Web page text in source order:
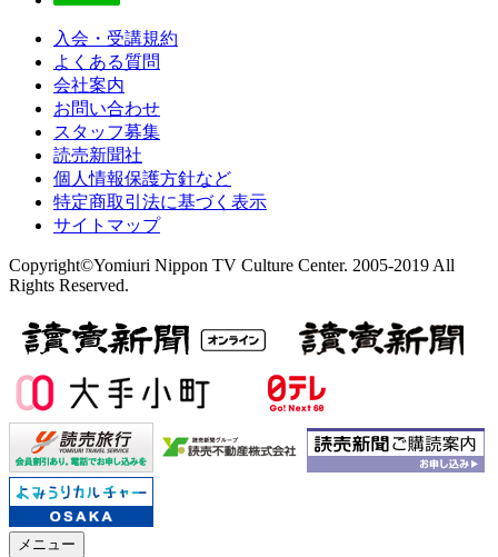
入会・受講規約
よくある質問
会社案内
お問い合わせ
スタッフ募集
読売新聞社
個人情報保護方針など
特定商取引法に基づく表示
サイトマップ
Copyright©Yomiuri Nippon TV Culture Center. 2005-2019 All
Rights Reserved.
メニュー